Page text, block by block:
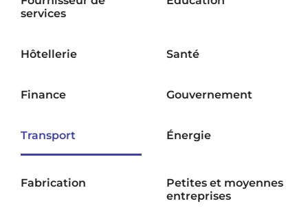
services
Hôtellerie Santé
Finance Gouvernement
Transport Énergie
Fabrication
Petites et moyennes
entreprises